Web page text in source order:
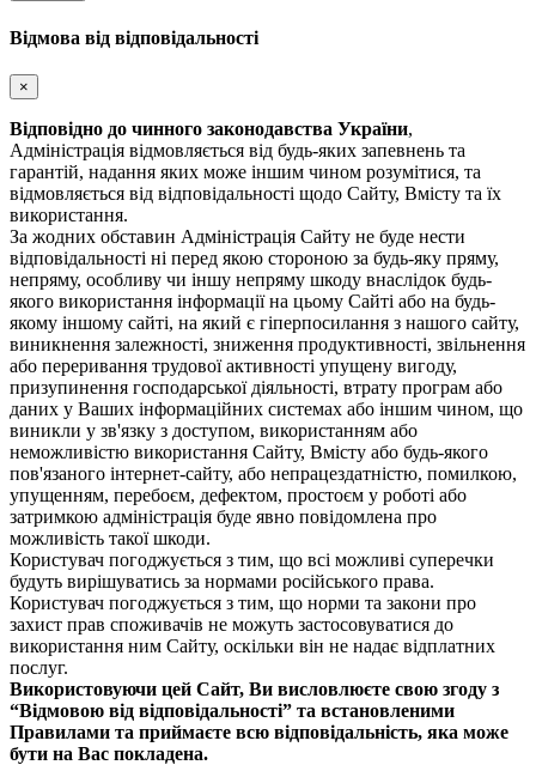
Відмова від відповідальності
×
Відповідно до чинного законодавства України,
Адміністрація відмовляється від будь-яких запевнень та
гарантій, надання яких може іншим чином розумітися, та
відмовляється від відповідальності щодо Сайту, Вмісту та їх
використання.
За жодних обставин Адміністрація Сайту не буде нести
відповідальності ні перед якою стороною за будь-яку пряму,
непряму, особливу чи іншу непряму шкоду внаслідок будь-
якого використання інформації на цьому Сайті або на будь-
якому іншому сайті, на який є гіперпосилання з нашого сайту,
виникнення залежності, зниження продуктивності, звільнення
або переривання трудової активності упущену вигоду,
призупинення господарської діяльності, втрату програм або
даних у Ваших інформаційних системах або іншим чином, що
виникли у зв'язку з доступом, використанням або
неможливістю використання Сайту, Вмісту або будь-якого
пов'язаного інтернет-сайту, або непрацездатністю, помилкою,
упущенням, перебоєм, дефектом, простоєм у роботі або
затримкою адміністрація буде явно повідомлена про
можливість такої шкоди.
Користувач погоджується з тим, що всі можливі суперечки
будуть вирішуватись за нормами російського права.
Користувач погоджується з тим, що норми та закони про
захист прав споживачів не можуть застосовуватися до
використання ним Сайту, оскільки він не надає відплатних
послуг.
Використовуючи цей Сайт, Ви висловлюєте свою згоду з
“Відмовою від відповідальності” та встановленими
Правилами та приймаєте всю відповідальність, яка може
бути на Вас покладена.